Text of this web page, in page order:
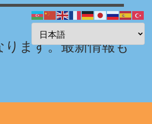
ます。最新情報も